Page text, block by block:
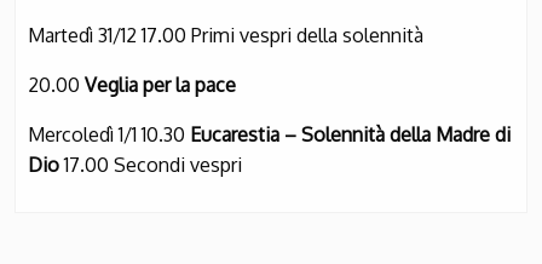
Martedì 31/12 17.00 Primi vespri della solennità
20.00 Veglia per la pace
Mercoledì 1/1 10.30 Eucarestia – Solennità della Madre di
Dio17.00 Secondi vespri